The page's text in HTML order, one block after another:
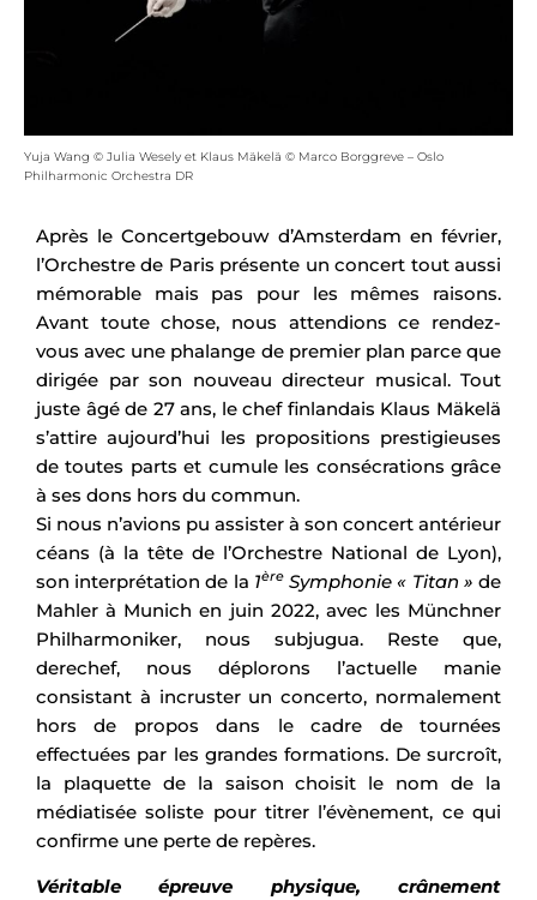
Yuja Wang © Julia Wesely et Klaus Mäkelä © Marco Borggreve – Oslo
Philharmonic Orchestra DR
Après le Concertgebouw d’Amsterdam en février,
l’Orchestre de Paris présente un concert tout aussi
mémorable mais pas pour les mêmes raisons.
Avant toute chose, nous attendions ce rendez-
vous avec une phalange de premier plan parce que
dirigée par son nouveau directeur musical. Tout
juste âgé de 27 ans, le chef finlandais Klaus Mäkelä
s’attire aujourd’hui les propositions prestigieuses
de toutes parts et cumule les consécrations grâce
à ses dons hors du commun.
Si nous n’avions pu assister à son concert antérieur
céans (à la tête de l’Orchestre National de Lyon),
son interprétation de la 1èreSymphonie « Titan »de
Mahler à Munich en juin 2022, avec les Münchner
Philharmoniker, nous subjugua. Reste que,
derechef, nous déplorons l’actuelle manie
consistant à incruster un concerto, normalement
hors de propos dans le cadre de tournées
effectuées par les grandes formations. De surcroît,
la plaquette de la saison choisit le nom de la
médiatisée soliste pour titrer l’évènement, ce qui
confirme une perte de repères.
Véritable épreuve physique, crânement